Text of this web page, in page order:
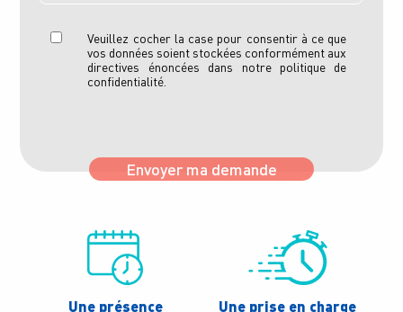
Veuillez cocher la case pour consentir à ce que
vos données soient stockées conformément aux
directives énoncées dans notre politique de
confidentialité.
Envoyer ma demande
Une présence Une prise en charge